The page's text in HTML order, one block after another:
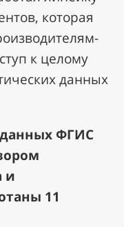
которая
к целому
данных
ФГИС
и
11